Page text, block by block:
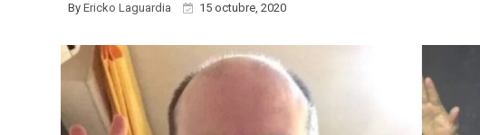
By Ericko Laguardia 15 octubre, 2020